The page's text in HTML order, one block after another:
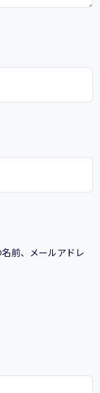
前、メールアドレ